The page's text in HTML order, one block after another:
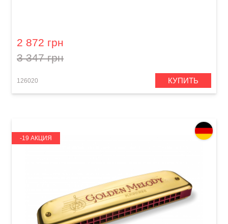
2 872 грн
3 347 грн
126020 КУПИТЬ
-19 АКЦИЯ